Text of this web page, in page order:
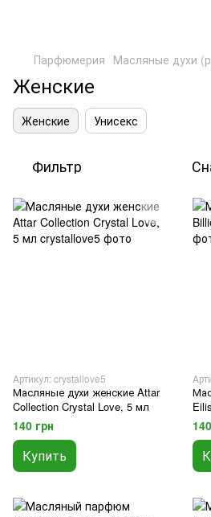
Парфюмерия Масляные духи
Женские
Женские Унисекс
Фильтр
Артикул: crystallove5
Масляные духи женские Attar
Collection Crystal Love, 5 мл
140 грн
Купить